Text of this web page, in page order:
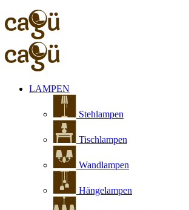
LAMPEN
Stehlampen
Tischlampen
Wandlampen
Hängelampen